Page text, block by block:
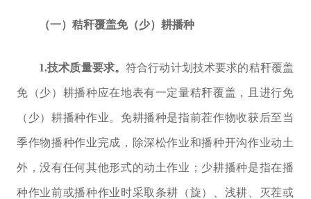
（一）秸秆覆盖免（少）耕播种
1.技术质量要求。符合行动计划技术要求的秸秆覆盖
免（少）耕播种应在地表有一定量秸秆覆盖，且进行免
（少）耕播种作业。免耕播种是指前茬作物收获后至当
季作物播种作业完成，除深松作业和播种开沟作业动土
外，没有任何其他形式的动土作业；少耕播种是指在播
种作业前或播种作业时采取条耕（旋）、浅耕、灭茬或